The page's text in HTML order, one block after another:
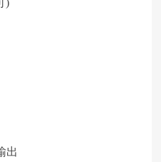
)
出